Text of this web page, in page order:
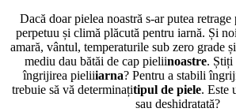
Dacă doar pielea noastră s-ar putea
perpetuu și climă plăcută pentru iarnă. Și
amară, vântul, temperaturile sub zero grade
mediu dau bătăi de cap pieliinoastre. Știți
îngrijirea pieliiiarna? Pentru a stabili
trebuie să vă determinațitipul de piele. Este
sau deshidratată?